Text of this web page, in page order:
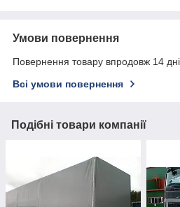
Умови повернення
Повернення товару впродовж 14
Всі умови повернення
Подібні товари компанії